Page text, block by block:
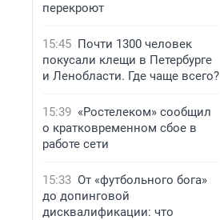
перекроют
15:45 Почти 1300 человек
покусали клещи в Петербурге
и Ленобласти. Где чаще всего?
15:39 «Ростелеком» сообщил
о кратковременном сбое в
работе сети
15:33 От «футбольного бога»
до допинговой
дисквалификации: что